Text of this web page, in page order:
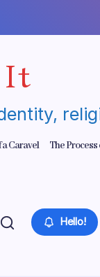
It
Caravel The
Hello!